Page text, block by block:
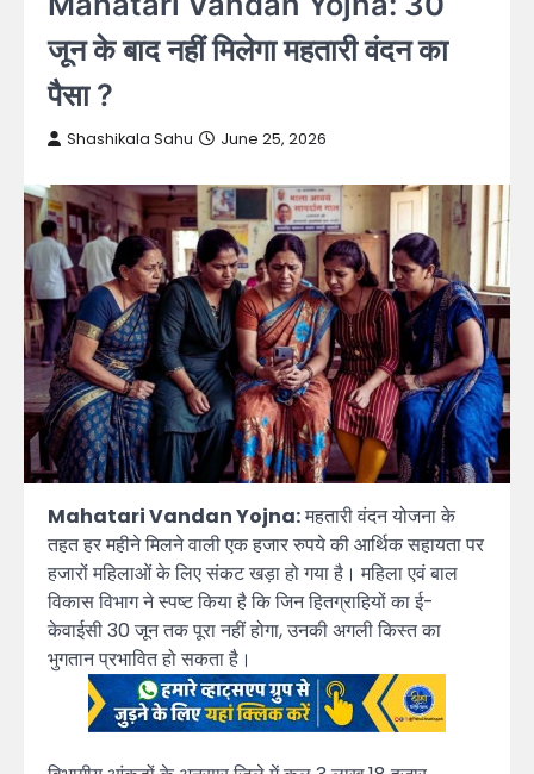
जून के बाद नहीं मिलेगा महतारी वंदन का
पैसा ?
Shashikala Sahu June 25, 2026
Mahatari Vandan Yojna:महतारी वंदन योजना के
तहत हर महीने मिलने वाली एक हजार रुपये की आर्थिक सहायता पर
हजारों महिलाओं के लिए संकट खड़ा हो गया है। महिला एवं बाल
विकास विभाग ने स्पष्ट किया है कि जिन हितग्राहियों का ई-
केवाईसी 30 जून तक पूरा नहीं होगा, उनकी अगली किस्त का
भुगतान प्रभावित हो सकता है।